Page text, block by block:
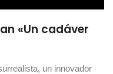
«Un cadáver
un innovador